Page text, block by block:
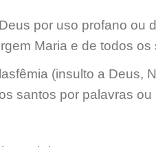
por uso profano ou
Maria e de todos os
(insulto a Deus,
santos por palavras ou